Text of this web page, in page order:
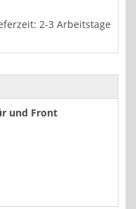
2-3 Arbeitstage
und Front